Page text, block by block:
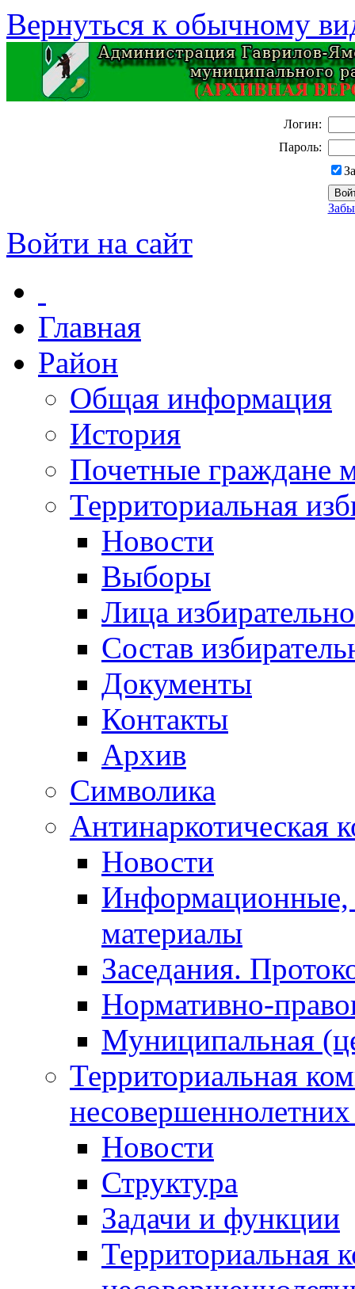
Вернуться к обычному
Логин:
Пароль:
Войти на сайт
Главная
Район
Общая информация
История
Почетные граждане
Территориальная
Новости
Выборы
Лица
Состав
Документы
Контакты
Архив
Символика
Антинаркотическая
Новости
Информационные,
материалы
Заседания.
Нормативно-
Муниципальная
Территориальная
Новости
Структура
Задачи и функции
Территориальная